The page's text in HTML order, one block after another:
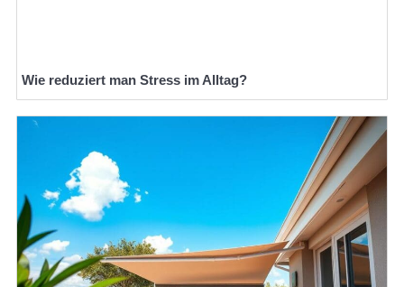
Wie reduziert man Stress im Alltag?